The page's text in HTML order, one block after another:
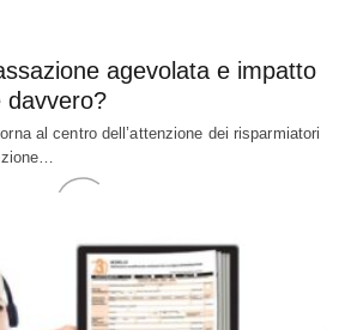
agevolata e impatto
davvero?
al centro dell’attenzione dei risparmiatori